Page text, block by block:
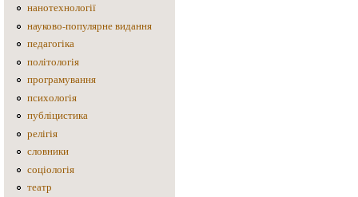
нанотехнології
науково-популярне видання
педагогіка
політологія
програмування
психологія
публіцистика
релігія
словники
соціологія
театр